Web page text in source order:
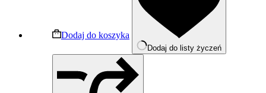
Dodaj do koszyka
Dodaj do listy życzeń